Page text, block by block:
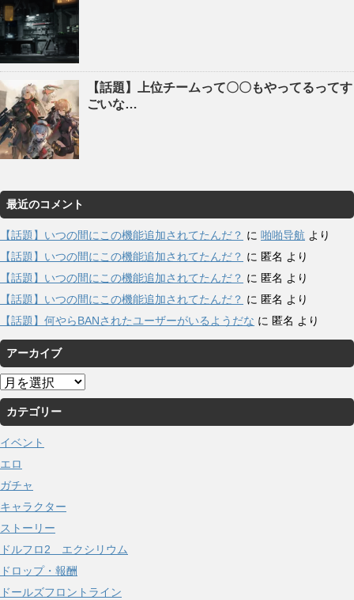
【話題】上位チームって〇〇もやってるってす
ごいな…
最近のコメント
【話題】いつの間にこの機能追加されてたんだ？ に 啪啪导航 より
【話題】いつの間にこの機能追加されてたんだ？ に 匿名 より
【話題】いつの間にこの機能追加されてたんだ？ に 匿名 より
【話題】いつの間にこの機能追加されてたんだ？ に 匿名 より
【話題】何やらBANされたユーザーがいるようだな に 匿名 より
アーカイブ
ア
ー
カ
イ
ブ
カテゴリー
イベント
エロ
ガチャ
キャラクター
ストーリー
ドルフロ2 エクシリウム
ドロップ・報酬
ドールズフロントライン